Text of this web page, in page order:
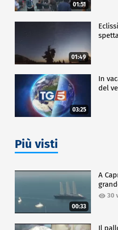
01:51
01:49
03:25
In
del
Più visti
00:33
A
30
Il